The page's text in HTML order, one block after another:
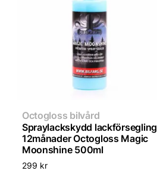
Octogloss bilvård
Spraylackskydd lackförsegling
12månader Octogloss Magic
Moonshine 500ml
299 kr